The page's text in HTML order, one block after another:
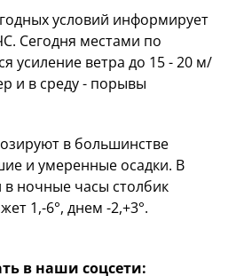
условий информирует
Сегодня местами по
усиление ветра до 15 - 20 м/
и в среду - порывы
в большинстве
и умеренные осадки. В
ночные часы столбик
1,-6°, днем -2,+3°.
в наши соцсети: